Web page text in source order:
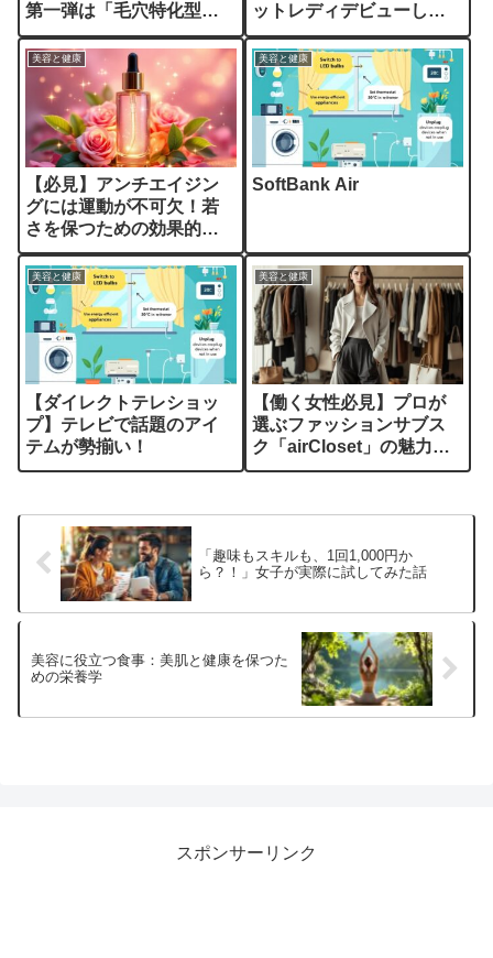
第一弾は「毛穴特化型洗
顔」登場！
ットレディデビューして
みませんか？
美容と健康
【必見】アンチエイジン
グには運動が不可欠！若
さを保つための効果的な
運動法
美容と健康
SoftBank Air
美容と健康
【ダイレクトテレショッ
プ】テレビで話題のアイ
テムが勢揃い！
美容と健康
【働く女性必見】プロが
選ぶファッションサブス
ク「airCloset」の魅力を
徹底解説✨
「趣味もスキルも、1回1,000円か
ら？！」女子が実際に試してみた話
美容に役立つ食事：美肌と健康を保つた
めの栄養学
スポンサーリンク